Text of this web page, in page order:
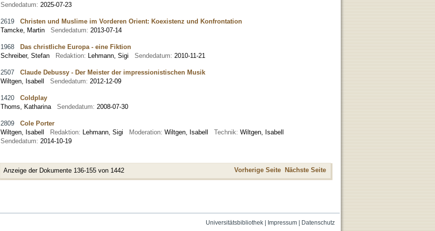
Sendedatum: 2025-07-23
2619 Christen und Muslime im Vorderen Orient: Koexistenz und Konfrontation
Tamcke, Martin
Sendedatum: 2013-07-14
1968 Das christliche Europa - eine Fiktion
Schreiber, Stefan
Redaktion: Lehmann, Sigi Sendedatum: 2010-11-21
2507 Claude Debussy - Der Meister der impressionistischen Musik
Wiltgen, Isabell
Sendedatum: 2012-12-09
1420 Coldplay
Thoms, Katharina
Sendedatum: 2008-07-30
2809 Cole Porter
Wiltgen, Isabell
Redaktion: Lehmann, Sigi Moderation: Wiltgen, Isabell Technik: Wiltgen, Isabell
Sendedatum: 2014-10-19
Anzeige der Dokumente 136-155 von 1442 Vorherige Seite Nächste Seite
Universitätsbibliothek| Impressum| Datenschutz